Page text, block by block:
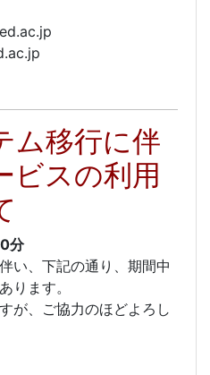
ム移行に伴
ビスの利用
分
い、下記の通り、期間中
あります。
が、ご協力のほどよろし